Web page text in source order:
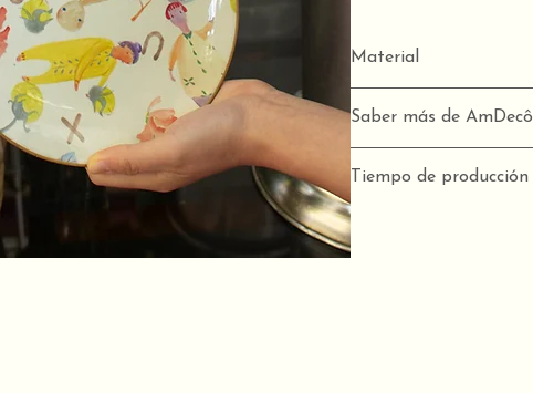
Material
orgánico
Saber más de AmDecô
Tiempo de producción